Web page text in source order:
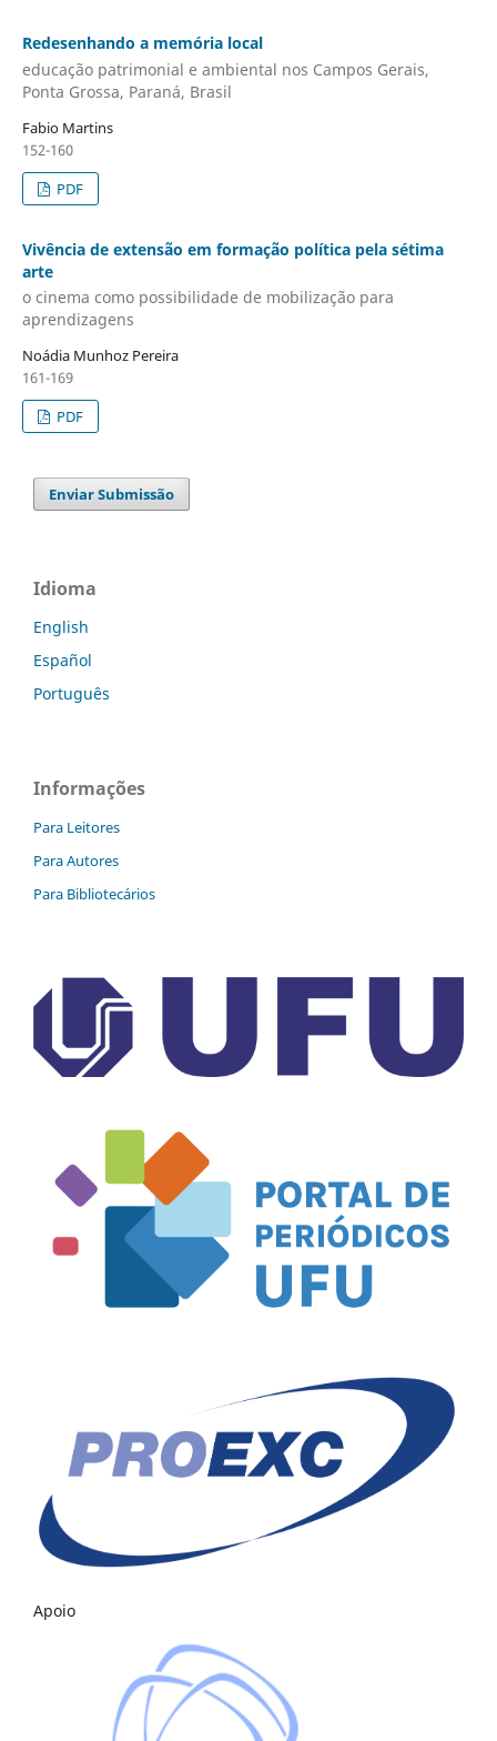
Redesenhando a memória local
educação patrimonial e ambiental nos Campos Gerais,
Ponta Grossa, Paraná, Brasil
Fabio Martins
152-160
PDF
Vivência de extensão em formação política pela sétima
arte
o cinema como possibilidade de mobilização para
aprendizagens
Noádia Munhoz Pereira
161-169
PDF
Enviar Submissão
Idioma
English
Español
Português
Informações
Para Leitores
Para Autores
Para Bibliotecários
Apoio